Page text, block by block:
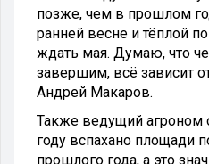
позже, чем в прошлом
ранней весне и тёплой
ждать мая. Думаю, что
завершим, всё зависит
Андрей Макаров.
Также ведущий агроном
году вспахано площади
прошлого года, а это